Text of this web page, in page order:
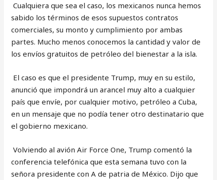
Cualquiera que sea el caso, los mexicanos nunca hemos
sabido los términos de esos supuestos contratos
comerciales, su monto y cumplimiento por ambas
partes. Mucho menos conocemos la cantidad y valor de
los envíos gratuitos de petróleo del bienestar a la isla.
El caso es que el presidente Trump, muy en su estilo,
anunció que impondrá un arancel muy alto a cualquier
país que envíe, por cualquier motivo, petróleo a Cuba,
en un mensaje que no podía tener otro destinatario que
el gobierno mexicano.
Volviendo al avión Air Force One, Trump comentó la
conferencia telefónica que esta semana tuvo con la
señora presidente con A de patria de México. Dijo que